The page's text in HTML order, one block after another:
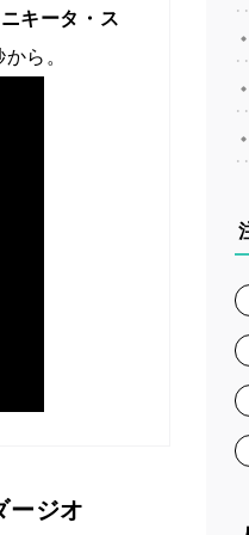
ニキータ・ス
ら。
ージオ